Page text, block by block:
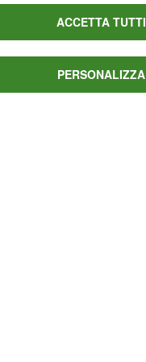
che
dei
inglese.
ACCETTA TUTTI
PERSONALIZZA